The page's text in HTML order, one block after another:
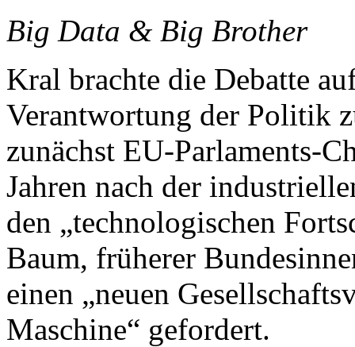
Big Data & Big Brother
Kral brachte die Debatte
Verantwortung der Politik
zunächst EU-Parlaments-
Jahren nach der
den „technologischen
Baum, früherer
einen „neuen
Maschine“ gefordert.